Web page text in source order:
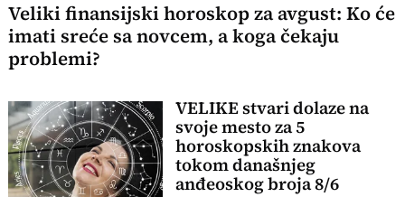
Veliki finansijski horoskop za avgust: Ko će
imati sreće sa novcem, a koga čekaju
problemi?
VELIKE stvari dolaze na
svoje mesto za 5
horoskopskih znakova
tokom današnjeg
anđeoskog broja 8/6